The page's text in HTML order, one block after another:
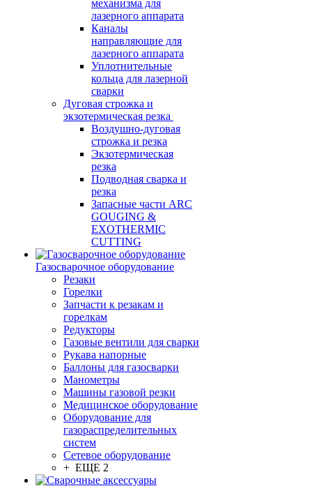
механизма для
лазерного аппарата
Каналы
направляющие для
лазерного аппарата
Уплотнительные
кольца для лазерной
сварки
Дуговая строжка и
экзотермическая резка
Воздушно-дуговая
строжка и резка
Экзотермическая
резка
Подводная сварка и
резка
Запасные части ARC
GOUGING &
EXOTHERMIC
CUTTING
Газосварочное оборудование
Резаки
Горелки
Запчасти к резакам и
горелкам
Редукторы
Газовые вентили для сварки
Рукава напорные
Баллоны для газосварки
Манометры
Машины газовой резки
Медицинское оборудование
Оборудование для
газораспределительных
систем
Сетевое оборудование
+ ЕЩЕ 2